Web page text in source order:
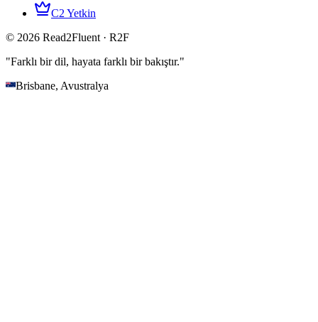
C2 Yetkin
© 2026 Read2Fluent · R2F
"Farklı bir dil, hayata farklı bir bakıştır."
Brisbane, Avustralya